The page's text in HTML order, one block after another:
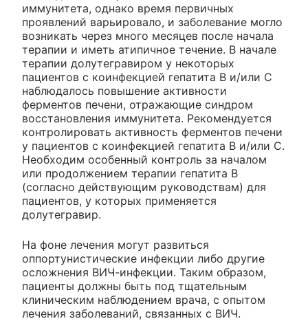
иммунитета, однако время первичных
проявлений варьировало, и заболевание могло
возникать через много месяцев после начала
терапии и иметь атипичное течение. В начале
терапии долутегравиром у некоторых
пациентов с коинфекцией гепатита В и/или С
наблюдалось повышение активности
ферментов печени, отражающие синдром
восстановления иммунитета. Рекомендуется
контролировать активность ферментов печени
у пациентов с коинфекцией гепатита В и/или С.
Необходим особенный контроль за началом
или продолжением терапии гепатита В
(согласно действующим руководствам) для
пациентов, у которых применяется
долутегравир.
На фоне лечения могут развиться
оппортунистические инфекции либо другие
осложнения ВИЧ-инфекции. Таким образом,
пациенты должны быть под тщательным
клиническим наблюдением врача, с опытом
лечения заболеваний, связанных с ВИЧ.